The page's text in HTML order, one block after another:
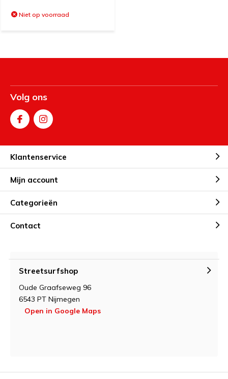
Niet op voorraad
Volg ons
Klantenservice
Mijn account
Categorieën
Contact
Streetsurfshop
Oude Graafseweg 96
6543 PT Nijmegen
Open in Google Maps